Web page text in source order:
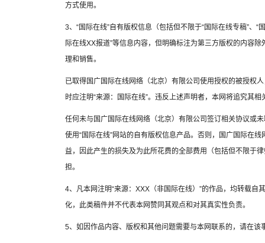
方式使用。
3、“国际在线”自有版权信息（包括但不限于“国际在线专稿”、“
际在线XX报道”等信息内容，但明确标注为第三方版权的内容
理和销售。
已取得国广国际在线网络（北京）有限公司使用授权的被授权
时应注明“来源：国际在线”。违反上述声明者，本网将追究其相
任何未与国广国际在线网络（北京）有限公司签订相关协议或
使用“国际在线”网站的自有版权信息产品。否则，国广国际在
益，因此产生的损失及为此所花费的全部费用（包括但不限于
担。
4、凡本网注明“来源：XXX（非国际在线）”的作品，均转载自
化，此类稿件并不代表本网赞同其观点和对其真实性负责。
5、如因作品内容、版权和其他问题需要与本网联系的，请在该